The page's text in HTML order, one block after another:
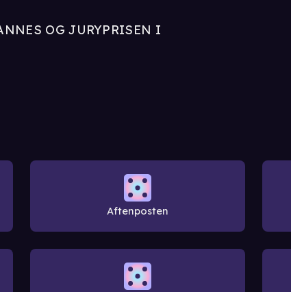
Aftenposten
OG JURYPRISEN I